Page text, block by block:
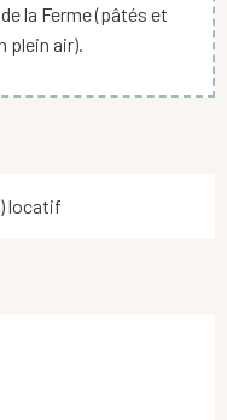
la Ferme (pâtés et
plein air).
locatif